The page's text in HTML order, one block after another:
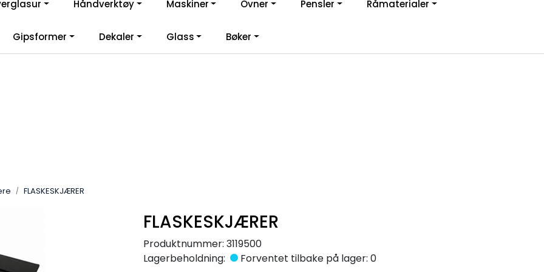
til vår nye nettbutikk! Besøk Min side for mer informasjon
Håndverktøy Maskiner Ovner Pensler Råmaterialer
Gipsformer Dekaler Glass Bøker
FLASKESKJÆRER
FLASKESKJÆRER
Produktnummer: 3119500
Lagerbeholdning:
Forventet tilbake på lager: 0